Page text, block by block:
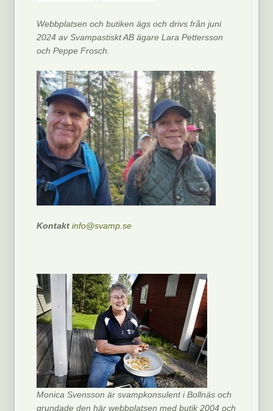
Webbplatsen och butiken ägs och drivs från juni
2024 av Svampastiskt AB ägare Lara Pettersson
och Peppe Frosch.
Kontaktinfo@svamp.se
Monica Svensson är svampkonsulent i Bollnäs och
grundade den här webbplatsen med butik 2004 och